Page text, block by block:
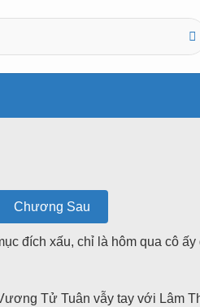
Chương Sau
đích xấu, chỉ là hôm qua cô
Tử Tuân vẫy tay với Lâm